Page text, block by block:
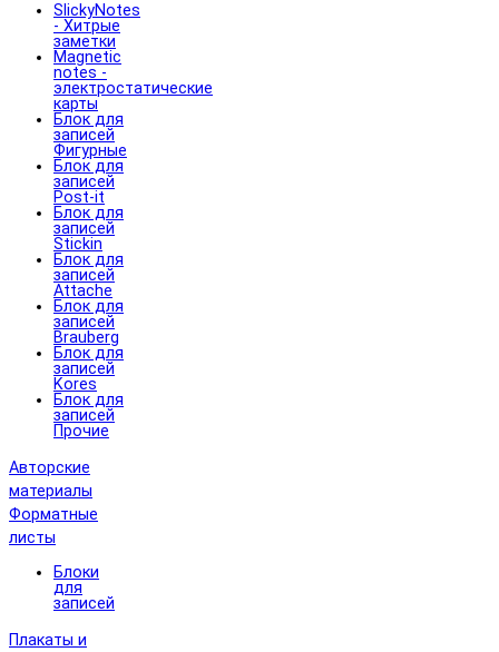
SlickyNotes
- Хитрые
заметки
Magnetic
notes -
электростатические
карты
Блок для
записей
Фигурные
Блок для
записей
Post-it
Блок для
записей
Stickin
Блок для
записей
Attache
Блок для
записей
Brauberg
Блок для
записей
Kores
Блок для
записей
Прочие
Авторские
материалы
Форматные
листы
Блоки
для
записей
Плакаты и